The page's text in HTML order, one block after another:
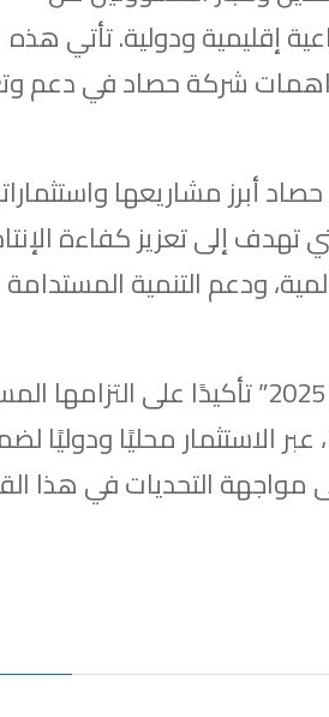
إقليمية ودولية. تأتي هذه
شركة حصاد في دعم
أبرز مشاريعها
تهدف إلى تعزيز كفاءة
ودعم التنمية
وتأتي مشاركة شركة حصاد في معرض “أجريتك 2025” تأكيدًا على
بالمساهمة في تحقيق رؤية قطر الوطنية 2030، عبر الاستثمار محليًا
مواجهة التحديات في هذا